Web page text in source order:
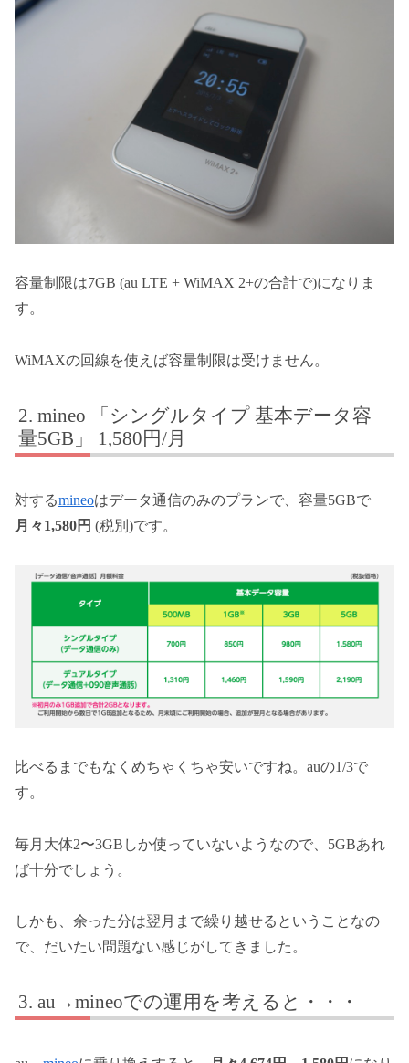
容量制限は7GB (au LTE + WiMAX 2+の合計で)になりま
す。
WiMAXの回線を使えば容量制限は受けません。
mineo 「シングルタイプ 基本データ容
量5GB」 1,580円/月
対するmineoはデータ通信のみのプランで、容量5GBで
月々1,580円 (税別)です。
比べるまでもなくめちゃくちゃ安いですね。auの1/3で
す。
毎月大体2〜3GBしか使っていないようなので、5GBあれ
ば十分でしょう。
しかも、余った分は翌月まで繰り越せるということなの
で、だいたい問題ない感じがしてきました。
au→mineoでの運用を考えると・・・